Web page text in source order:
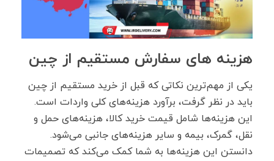
هزینه های سفارش مستقیم از چین
یکی از مهم‌ترین نکاتی که قبل از خرید مستقیم از چین
باید در نظر گرفت، برآورد هزینه‌های کلی واردات است.
این هزینه‌ها شامل قیمت خرید کالا، هزینه‌های حمل‌ و
نقل، گمرک، بیمه و سایر هزینه‌های جانبی می‌شود.
دانستن این هزینه‌ها به شما کمک می‌کند که تصمیمات